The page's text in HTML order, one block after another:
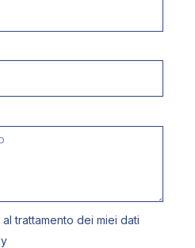
trattamento dei miei dati